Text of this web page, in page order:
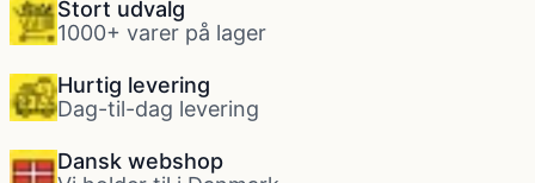
Stort udvalg
1000+ varer på lager
Hurtig levering
Dag-til-dag levering
Dansk webshop